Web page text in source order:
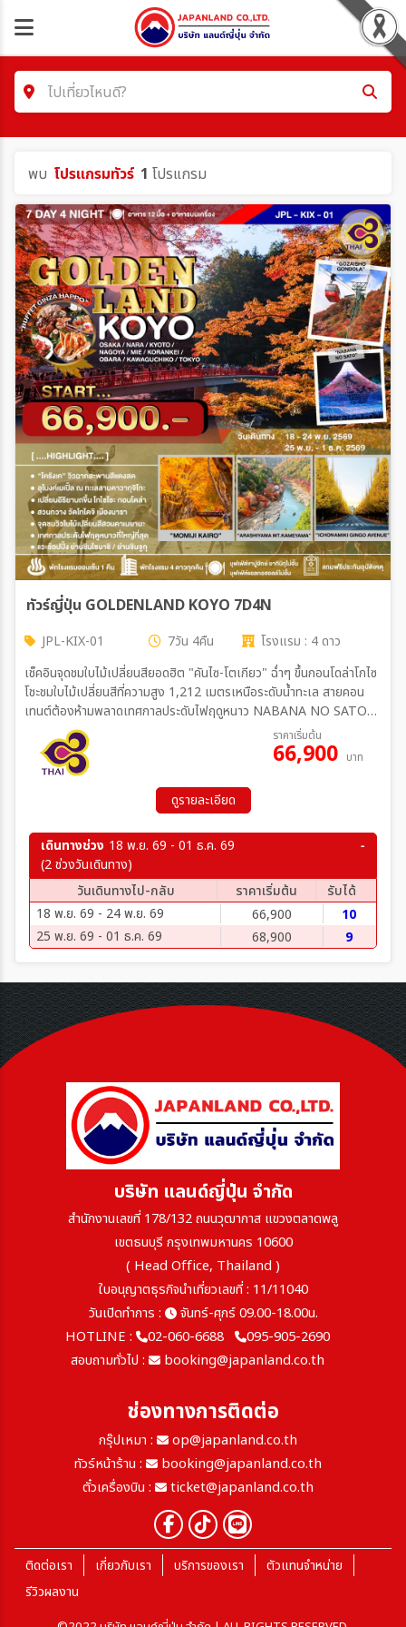
ไปเที่ยวไหนดี?
โซน
ประเทศ
เมือง
สายการบิน
ตั้งแต่วันที่
ถึงวันที่
เฉพาะเดือน
ค้นหา
พบ โปรแกรมทัวร์ 1 โปรแกรม
ทัวร์ญี่ปุ่น GOLDENLAND KOYO 7D4N
JPL-KIX-01 7วัน 4คืน
โรงแรม : 4 ดาว
เช็คอินจุดชมใบไม้เปลี่ยนสียอดฮิต "คันไซ-โตเกียว" ฉ่ำๆ ขึ้นกอนโดล่าโกไซ
โชะชมใบไม้เปลี่ยนสีที่ความสูง 1,212 เมตรเหนือระดับน้ำทะเล สายคอน
เทนต์ต้องห้ามพลาดเทศกาลประดับไฟฤดูหนาว NABANA NO SATO
พักโรงแรม 4 ดาวทุกคึน พิเศษสุดๆ พักย่านชินจูกุ 1 คืน และยังได้ทาน
บุฟเฟ่ต์ขาปูยักษ์ ยากินิกุ+เครื่องดื่มแอลกอฮอล์ไม่อั้นสุดฟิน
ราคาเริ่มต้น
66,900 บาท
ดูรายละเอียด
เดินทางช่วง 18 พ.ย. 69 - 01 ธ.ค. 69
(2 ช่วงวันเดินทาง)
วันเดินทางไป-กลับ
ราคาเริ่มต้น
รับได้
18 พ.ย. 69 - 24 พ.ย. 69
66,900
10
25 พ.ย. 69 - 01 ธ.ค. 69
68,900 9
บริษัท แลนด์ญี่ปุ่น จำกัด
สำนักงานเลขที่ 178/132 ถนนวุฒากาส แขวงตลาดพลู
เขตธนบุรี กรุงเทพมหานคร 10600
( Head Office, Thailand )
ใบอนุญาตธุรกิจนำเที่ยวเลขที่ : 11/11040
วันเปิดทำการ :
จันทร์-ศุกร์ 09.00-18.00น.
HOTLINE :
02-060-6688
095-905-2690
สอบถามทั่วไป :
booking@japanland.co.th
ช่องทางการติดต่อ
กรุ๊ปเหมา :
op@japanland.co.th
ทัวร์หน้าร้าน :
booking@japanland.co.th
ตั๋วเครื่องบิน :
ticket@japanland.co.th
ติดต่อเรา เกี่ยวกับเรา บริการของเรา
ตัวแทนจำหน่าย
รีวิวผลงาน